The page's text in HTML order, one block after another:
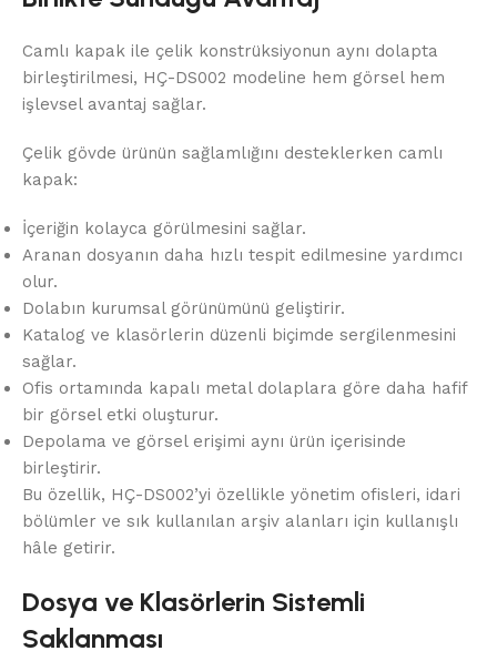
Camlı kapak ile çelik konstrüksiyonun aynı dolapta
birleştirilmesi, HÇ-DS002 modeline hem görsel hem
işlevsel avantaj sağlar.
Çelik gövde ürünün sağlamlığını desteklerken camlı
kapak:
İçeriğin kolayca görülmesini sağlar.
Aranan dosyanın daha hızlı tespit edilmesine yardımcı
olur.
Dolabın kurumsal görünümünü geliştirir.
Katalog ve klasörlerin düzenli biçimde sergilenmesini
sağlar.
Ofis ortamında kapalı metal dolaplara göre daha hafif
bir görsel etki oluşturur.
Depolama ve görsel erişimi aynı ürün içerisinde
birleştirir.
Bu özellik, HÇ-DS002’yi özellikle yönetim ofisleri, idari
bölümler ve sık kullanılan arşiv alanları için kullanışlı
hâle getirir.
Dosya ve Klasörlerin Sistemli
Saklanması